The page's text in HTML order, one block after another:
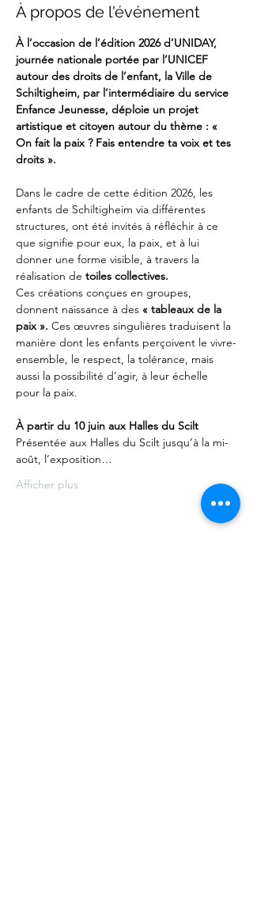
À propos de l'événement
À l’occasion de l’édition 2026 d’UNIDAY,
journée nationale portée par l’UNICEF
autour des droits de l’enfant, la Ville de
Schiltigheim, par l’intermédiaire du service
Enfance Jeunesse, déploie un projet
artistique et citoyen autour du thème : «
On fait la paix ? Fais entendre ta voix et tes
droits ».
Dans le cadre de cette édition 2026, les
enfants de Schiltigheim via différentes
structures, ont été invités à réfléchir à ce
que signifie pour eux, la paix, et à lui
donner une forme visible, à travers la
réalisation de toiles collectives.
Ces créations conçues en groupes,
donnent naissance à des « tableaux de la
paix ». Ces œuvres singulières traduisent la
manière dont les enfants perçoivent le vivre-
ensemble, le respect, la tolérance, mais
aussi la possibilité d’agir, à leur échelle
pour la paix.
À partir du 10 juin aux Halles du Scilt
Présentée aux Halles du Scilt jusqu’à la mi-
août, l’exposition…
Afficher plus